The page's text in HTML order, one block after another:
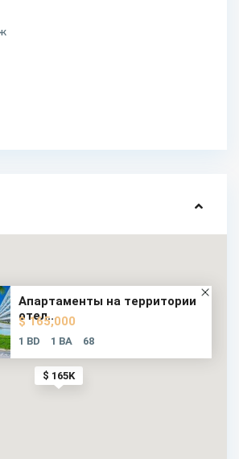
$ 165K
Апартаменты на территории
отел...
$ 165,000
1 BD 1 BA 68